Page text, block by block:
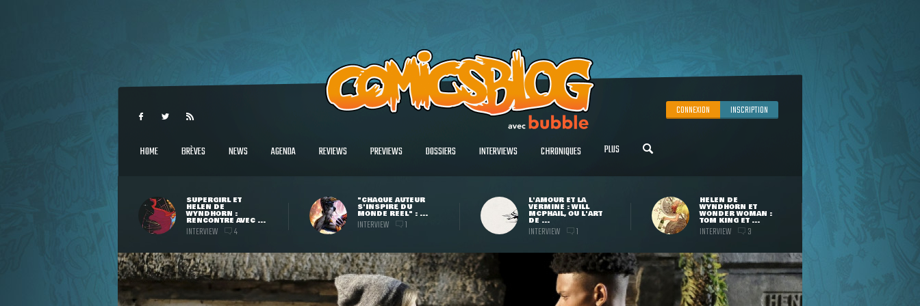
CONNEXION INSCRIPTION
HOME BRÈVES NEWS AGENDA REVIEWS PREVIEWS DOSSIERS INTERVIEWS CHRONIQUES PLUS
SUPERGIRL ET
HELEN DE
WYNDHORN :
RENCONTRE AVEC ...
INTERVIEW 4
"CHAQUE AUTEUR
S'INSPIRE DU
MONDE RÉEL" : ...
INTERVIEW 1
L'AMOUR ET LA
VERMINE : WILL
MCPHAIL, OU L'ART
DE ...
INTERVIEW 1
HELEN DE
WYNDHORN ET
WONDER WOMAN :
TOM KING ET ...
INTERVIEW 3